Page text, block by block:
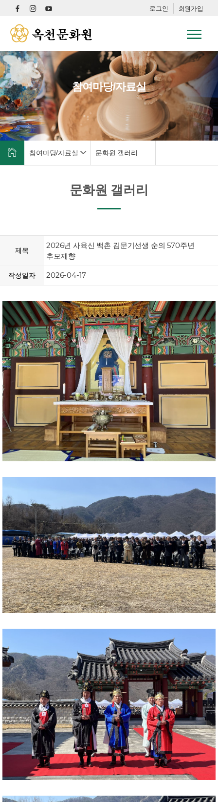
로그인 회원가입
참여마당/자료실
참여마당/자료실 문화원 갤러리
문화원 갤러리
제목
2026년 사육신 백촌 김문기선생 순의 570주년
추모제향
작성일자 2026-04-17